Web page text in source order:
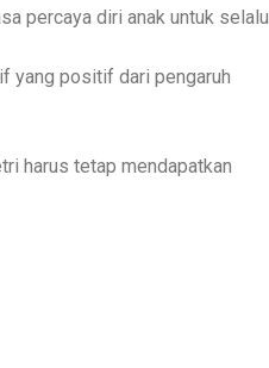
percaya diri anak untuk selalu
yang positif dari pengaruh
harus tetap mendapatkan